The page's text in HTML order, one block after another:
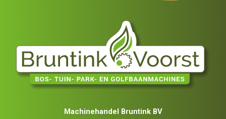
Machinehandel Bruntink BV